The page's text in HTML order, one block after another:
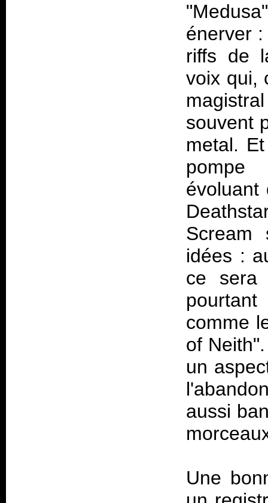
énerver
riffs de
voix qui,
souvent
metal.
pompe
évoluant
Scream
idées :
ce sera
comme
of
un
aussi
Une